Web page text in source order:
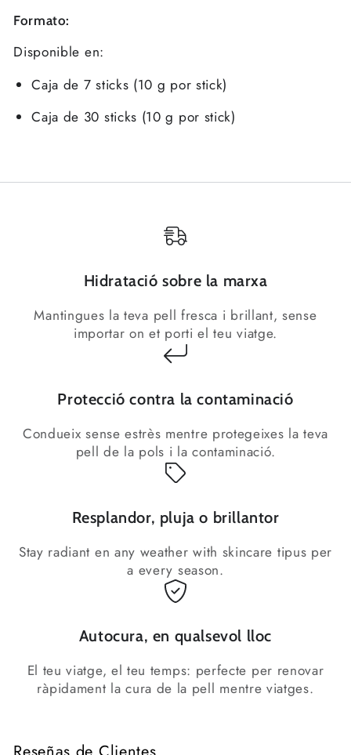
Formato:
Disponible en:
Caja de 7 sticks (10 g por stick)
Caja de 30 sticks (10 g por stick)
Hidratació sobre la marxa
Mantingues la teva pell fresca i brillant, sense
importar on et porti el teu viatge.
Protecció contra la contaminació
Condueix sense estrès mentre protegeixes la teva
pell de la pols i la contaminació.
Resplandor, pluja o brillantor
Stay radiant en any weather with skincare tipus per
a every season.
Autocura, en qualsevol lloc
El teu viatge, el teu temps: perfecte per renovar
ràpidament la cura de la pell mentre viatges.